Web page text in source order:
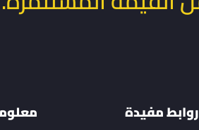
روابط مفيدة